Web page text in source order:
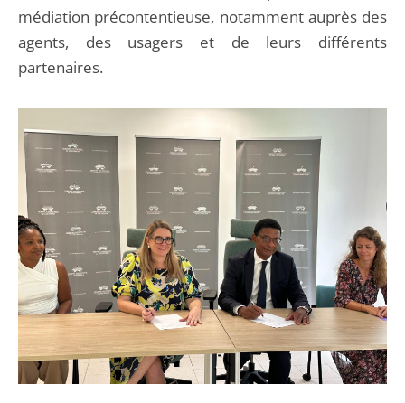
médiation précontentieuse, notamment auprès des
agents, des usagers et de leurs différents
partenaires.